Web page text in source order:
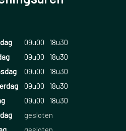
09u00
18u30
09u00
18u30
09u00
18u30
09u00
18u30
09u00
18u30
gesloten